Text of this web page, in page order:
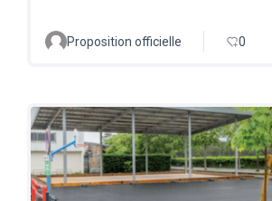
Proposition officielle 0